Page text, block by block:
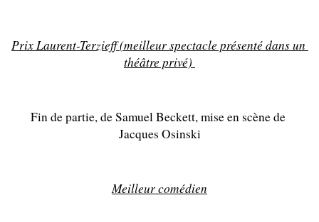
Prix Laurent-Terzieff (meilleur spectacle présenté dans un
théâtre privé)
Fin de partie, de Samuel Beckett, mise en scène de
Jacques Osinski
Meilleur comédien